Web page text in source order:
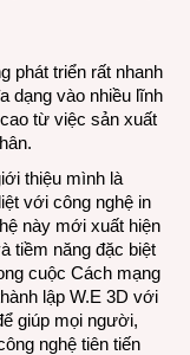
phát triển rất nhanh
dạng vào nhiều lĩnh
từ việc sản xuất
thiệu mình là
với công nghệ in
này mới xuất hiện
tiềm năng đặc biệt
cuộc Cách mạng
lập W.E 3D với
giúp mọi người,
nghệ tiên tiến